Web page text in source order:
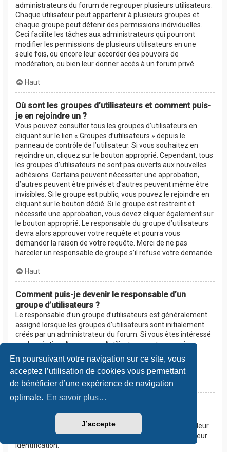
En poursuivant votre navigation sur ce site, vous
acceptez l’utilisation de cookies vous permettant
de bénéficier d’une expérience de navigation
optimale. En savoir plus…
J’accepte
administrateurs du forum de regrouper plusieurs utilisateurs.
Chaque utilisateur peut appartenir à plusieurs groupes et
chaque groupe peut détenir des permissions individuelles.
Ceci facilite les tâches aux administrateurs qui pourront
modifier les permissions de plusieurs utilisateurs en une
seule fois, ou encore leur accorder des pouvoirs de
modération, ou bien leur donner accès à un forum privé.
Haut
Où sont les groupes d’utilisateurs et comment puis-
je en rejoindre un ?
Vous pouvez consulter tous les groupes d’utilisateurs en
cliquant sur le lien « Groupes d’utilisateurs » depuis le
panneau de contrôle de l’utilisateur. Si vous souhaitez en
rejoindre un, cliquez sur le bouton approprié. Cependant, tous
les groupes d’utilisateurs ne sont pas ouverts aux nouvelles
adhésions. Certains peuvent nécessiter une approbation,
d’autres peuvent être privés et d’autres peuvent même être
invisibles. Si le groupe est public, vous pouvez le rejoindre en
cliquant sur le bouton dédié. Si le groupe est restreint et
nécessite une approbation, vous devez cliquer également sur
le bouton approprié. Le responsable du groupe d’utilisateurs
devra alors approuver votre requête et pourra vous
demander la raison de votre requête. Merci de ne pas
harceler un responsable de groupe s’il refuse votre demande.
Haut
Comment puis-je devenir le responsable d’un
groupe d’utilisateurs ?
Le responsable d’un groupe d’utilisateurs est généralement
assigné lorsque les groupes d’utilisateurs sont initialement
créés par un administrateur du forum. Si vous êtes intéressé
par la création d’un groupe d’utilisateurs, votre premier
contact devrait être un administrateur. Essayez de le
contacter en lui envoyant un message privé.
Haut
apparaissent dans une couleur différente ?
Les administrateurs du forum peuvent assigner une couleur
aux membres d’un groupe d’utilisateurs afin de faciliter leur
identification.